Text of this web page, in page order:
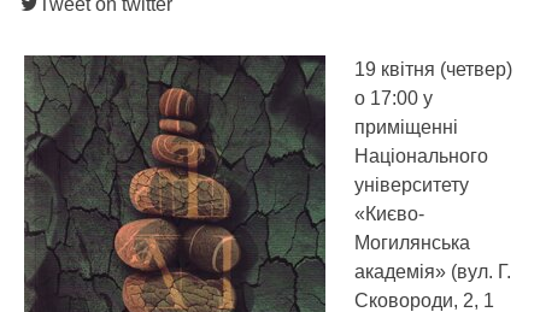
Tweet on twitter
19 квітня (четвер)
о 17:00 у
приміщенні
Національного
університету
«Києво-
Могилянська
академія» (вул. Г.
Сковороди, 2, 1